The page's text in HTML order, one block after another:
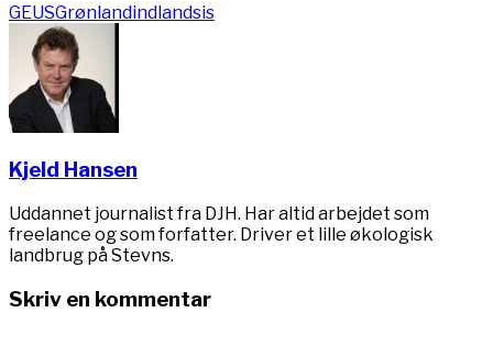
GEUSGrønlandindlandsis
Kjeld Hansen
Uddannet journalist fra DJH. Har altid arbejdet som
freelance og som forfatter. Driver et lille økologisk
landbrug på Stevns.
Skriv en kommentar